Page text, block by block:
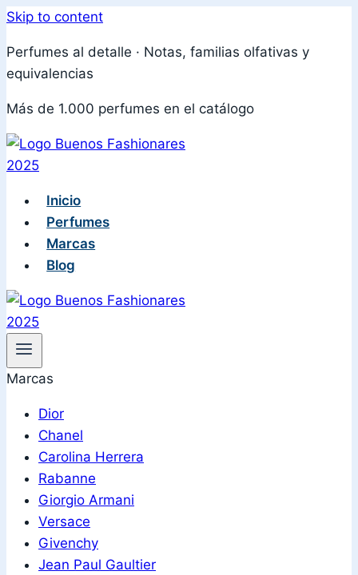
Skip to content
Perfumes al detalle · Notas, familias olfativas y
equivalencias
Más de 1.000 perfumes en el catálogo
Inicio
Perfumes
Marcas
Blog
Marcas
Dior
Chanel
Carolina Herrera
Rabanne
Giorgio Armani
Versace
Givenchy
Jean Paul Gaultier